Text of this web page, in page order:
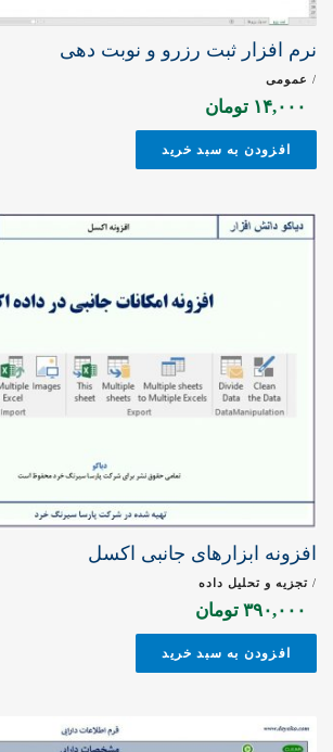
نرم افزار ثبت رزرو و نوبت دهی
/ عمومی
۱۴,۰۰۰ تومان
افزودن به سبد خرید
افزونه ابزارهای جانبی اکسل
/ تجزیه و تحلیل داده
۳۹۰,۰۰۰ تومان
افزودن به سبد خرید